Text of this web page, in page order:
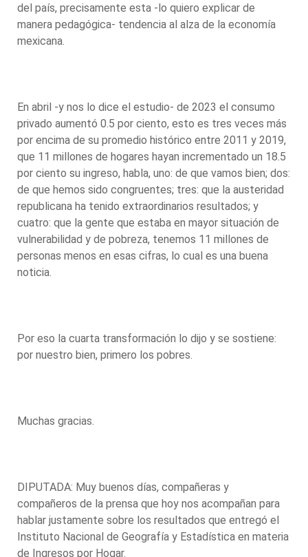
del país, precisamente esta -lo quiero explicar de
manera pedagógica- tendencia al alza de la economía
mexicana.
En abril -y nos lo dice el estudio- de 2023 el consumo
privado aumentó 0.5 por ciento, esto es tres veces más
por encima de su promedio histórico entre 2011 y 2019,
que 11 millones de hogares hayan incrementado un 18.5
por ciento su ingreso, habla, uno: de que vamos bien; dos:
de que hemos sido congruentes; tres: que la austeridad
republicana ha tenido extraordinarios resultados; y
cuatro: que la gente que estaba en mayor situación de
vulnerabilidad y de pobreza, tenemos 11 millones de
personas menos en esas cifras, lo cual es una buena
noticia.
Por eso la cuarta transformación lo dijo y se sostiene:
por nuestro bien, primero los pobres.
Muchas gracias.
DIPUTADA: Muy buenos días, compañeras y
compañeros de la prensa que hoy nos acompañan para
hablar justamente sobre los resultados que entregó el
Instituto Nacional de Geografía y Estadística en materia
de Ingresos por Hogar.